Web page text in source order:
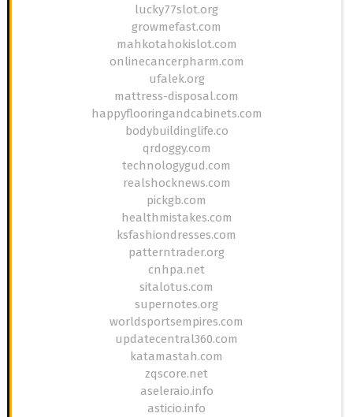
lucky77slot.org
growmefast.com
mahkotahokislot.com
onlinecancerpharm.com
ufalek.org
mattress-disposal.com
happyflooringandcabinets.com
bodybuildinglife.co
qrdoggy.com
technologygud.com
realshocknews.com
pickgb.com
healthmistakes.com
ksfashiondresses.com
patterntrader.org
cnhpa.net
sitalotus.com
supernotes.org
worldsportsempires.com
updatecentral360.com
katamastah.com
zqscore.net
aseleraio.info
asticio.info